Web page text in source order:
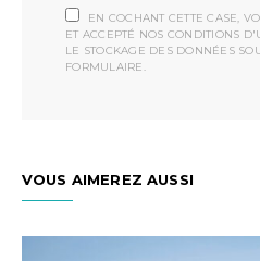
EN COCHANT CETTE CASE,
ET ACCEPTÉ NOS CONDITIONS
LE STOCKAGE DES DONNÉES
FORMULAIRE.
VOUS AIMEREZ AUSSI